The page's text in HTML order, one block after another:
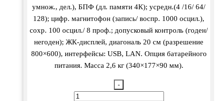
умнож., дел.), БПФ (дл. памяти 4К); усредн.(4 /16/ 64/
128); цифр. магнитофон (запись/ воспр. 1000 осцил.),
сохр. 100 осцил./ 8 проф.; допусковый контроль (годен/
негоден); ЖК-дисплей, диагональ 20 см (разрешение
800×600), интерфейсы: USB, LAN. Опция батарейного
питания. Масса 2,6 кг (340×177×90 мм).
-
Количество